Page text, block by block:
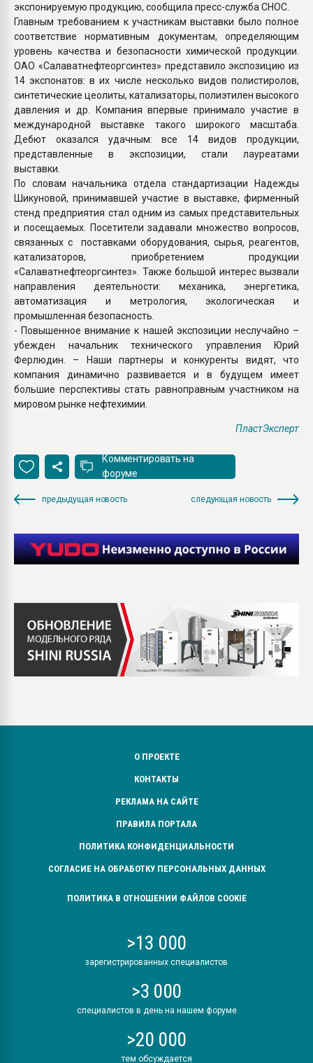
экспонируемую продукцию, сообщила пресс-служба СНОС.
Главным требованием к участникам выставки было полное
соответствие нормативным документам, определяющим
уровень качества и безопасности химической продукции.
ОАО «Салаватнефтеоргсинтез» представило экспозицию из
14 экспонатов: в их числе несколько видов полистиролов,
синтетические цеолиты, катализаторы, полиэтилен высокого
давления и др. Компания впервые принимало участие в
международной выставке такого широкого масштаба.
Дебют оказался удачным: все 14 видов продукции,
представленные в экспозиции, стали лауреатами
выставки.
По словам начальника отдела стандартизации Надежды
Шикуновой, принимавшей участие в выставке, фирменный
стенд предприятия стал одним из самых представительных
и посещаемых. Посетители задавали множество вопросов,
связанных с поставками оборудования, сырья, реагентов,
катализаторов, приобретением продукции
«Салаватнефтеоргсинтез». Также большой интерес вызвали
направления деятельности: механика, энергетика,
автоматизация и метрология, экологическая и
промышленная безопасность.
- Повышенное внимание к нашей экспозиции неслучайно –
убежден начальник технического управления Юрий
Ферлюдин. – Наши партнеры и конкуренты видят, что
компания динамично развивается и в будущем имеет
большие перспективы стать равноправным участником на
мировом рынке нефтехимии.
ПластЭксперт
Комментировать на
форуме
предыдущая новость следующая новость
О ПРОЕКТЕ
КОНТАКТЫ
РЕКЛАМА НА САЙТЕ
ПРАВИЛА ПОРТАЛА
ПОЛИТИКА КОНФИДЕНЦИАЛЬНОСТИ
СОГЛАСИЕ НА ОБРАБОТКУ ПЕРСОНАЛЬНЫХ ДАННЫХ
ПОЛИТИКА В ОТНОШЕНИИ ФАЙЛОВ COOKIE
>13 000
зарегистрированных специалистов
>3 000
специалистов в день на нашем форуме
>20 000
тем обсуждается